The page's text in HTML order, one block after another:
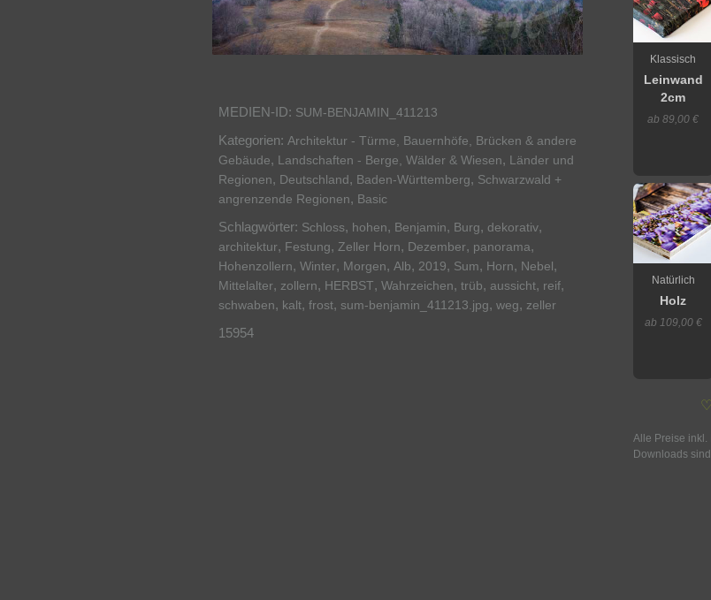
MEDIEN-ID: SUM-BENJAMIN_411213
Kategorien: Architektur - Türme, Bauernhöfe, Brücken & andere
Gebäude, Landschaften - Berge, Wälder & Wiesen, Länder und
Regionen, Deutschland, Baden-Württemberg, Schwarzwald +
angrenzende Regionen, Basic
Schlagwörter: Schloss, hohen, Benjamin, Burg, dekorativ,
architektur, Festung, Zeller Horn, Dezember, panorama,
Hohenzollern, Winter, Morgen, Alb, 2019, Sum, Horn, Nebel,
Mittelalter, zollern, HERBST, Wahrzeichen, trüb, aussicht, reif,
schwaben, kalt, frost, sum-benjamin_411213.jpg, weg, zeller
15954
Klassisch
Leinwand
2cm
ab 89,00 €
Natürlich
Holz
ab 109,00 €
♡
Alle Preise inkl.
Downloads